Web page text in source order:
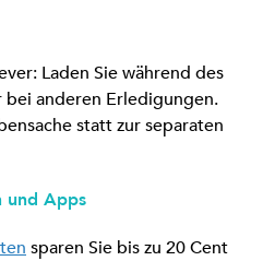
Laden Sie während des
anderen Erledigungen.
statt zur separaten
und Apps
sparen Sie bis zu 20 Cent